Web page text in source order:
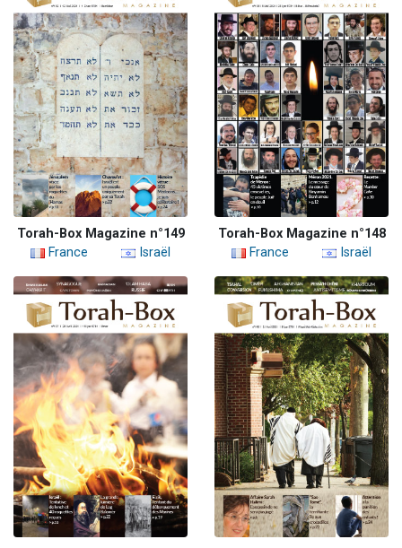
Torah-Box Magazine n°149
France
Israël
Torah-Box Magazine n°148
France
Israël